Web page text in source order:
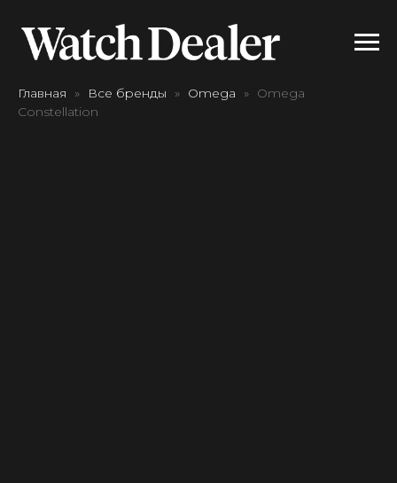
Главная Все бренды Omega
Omega
Constellation